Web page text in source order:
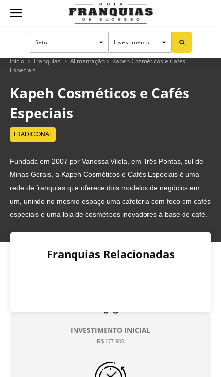
Guia
Franquias
Sucesso
Início Franquias Alimentação
Kapeh Cosméticos e Cafés
Especiais
Kapeh Cosméticos e Cafés
Especiais
TRADICIONAL
Fundada em 2007 por Vanessa Vilela, em Três Pontas, sul de
Minas Gerais, a Kapeh Cosméticos e Cafés Especiais é uma
rede de franquias que oferece dois modelos de negócios em
um, unindo no mesmo espaço uma cafeteria com foco em cafés
especiais e uma loja de cosméticos inovadores à base de café.
Franquias Relacionadas
INVESTIMENTO INICIAL
R$ 177.900